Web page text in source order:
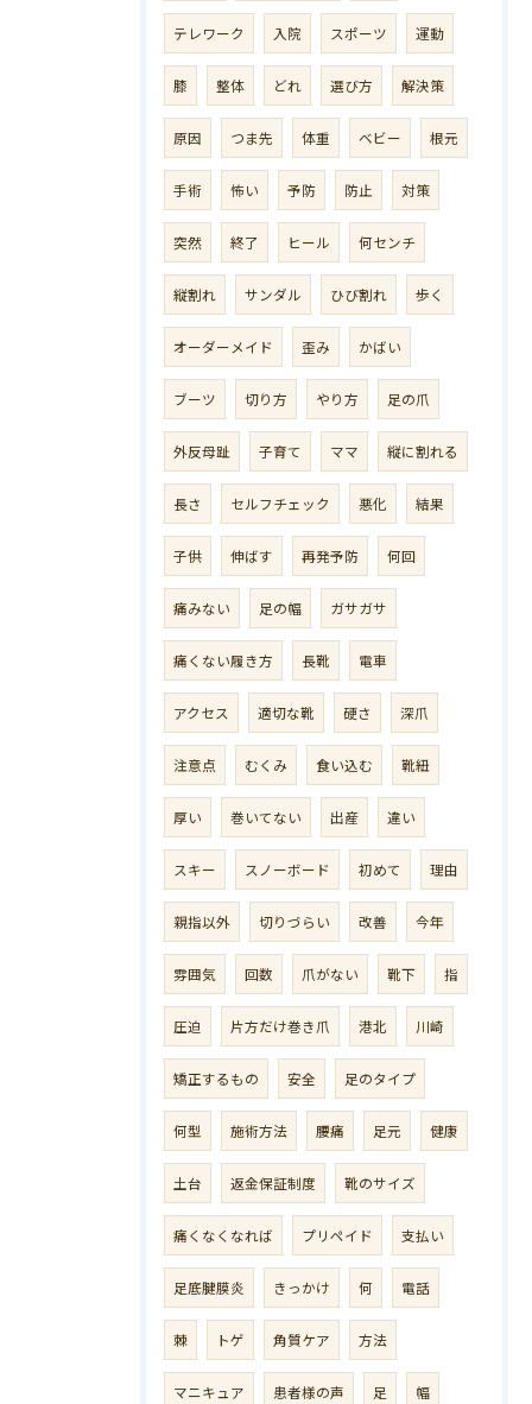
テレワーク 入院 スポーツ 運動
膝 整体 どれ 選び方 解決策
原因 つま先 体重 ベビー 根元
手術 怖い 予防 防止 対策
突然 終了 ヒール 何センチ
縦割れ サンダル ひび割れ 歩く
オーダーメイド 歪み かばい
ブーツ 切り方 やり方 足の爪
外反母趾 子育て ママ 縦に割れる
長さ セルフチェック 悪化 結果
子供 伸ばす 再発予防 何回
痛みない 足の幅 ガサガサ
痛くない履き方 長靴 電車
アクセス 適切な靴 硬さ 深爪
注意点 むくみ 食い込む 靴紐
厚い 巻いてない 出産 違い
スキー スノーボード 初めて 理由
親指以外 切りづらい 改善 今年
雰囲気 回数 爪がない 靴下 指
圧迫 片方だけ巻き爪 港北 川崎
矯正するもの 安全 足のタイプ
何型 施術方法 腰痛 足元 健康
土台 返金保証制度 靴のサイズ
痛くなくなれば プリペイド 支払い
足底腱膜炎 きっかけ 何 電話
棘 トゲ 角質ケア 方法
マニキュア 患者様の声 足 幅